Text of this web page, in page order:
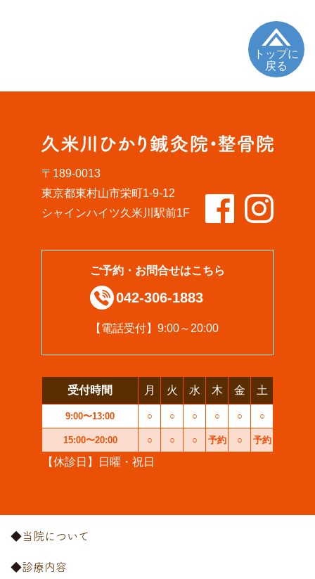
トップに
戻る
〒189-0013
東京都東村山市栄町1-9-12
シャインハイツ久米川駅前1F
ご予約・お問合せはこちら
042-306-1883
【電話受付】9:00～20:00
受付時間 月 火 水 木 金 土
9:00〜13:00 ○ ○ ○ ○ ○ ○
15:00〜20:00 ○ ○ ○ 予約 ○ 予約
【休診日】日曜・祝日
当院について
診療内容